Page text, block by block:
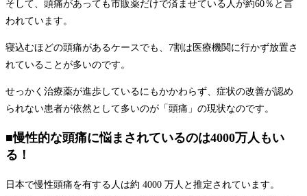
そして、頭痛があっても市販薬だけで済ませている人が約60％と言
われています。
寝込むほどの頭痛があるケースでも、7割は医療機関に行かず放置さ
れていることが多いのです。
せっかく治療薬が進歩しているにもかかわらず、症状の改善が認め
られない患者が依然として多いのが「頭痛」の現状なのです。
■慢性的な頭痛に悩まされているのは4000万人もい
る！
日本で慢性頭痛を有する人は約 4000 万人と推定されています。